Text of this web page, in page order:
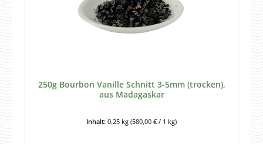
250g Bourbon Vanille Schnitt 3-5mm (trocken),
aus Madagaskar
Inhalt: 0.25 kg (580,00 € / 1 kg)